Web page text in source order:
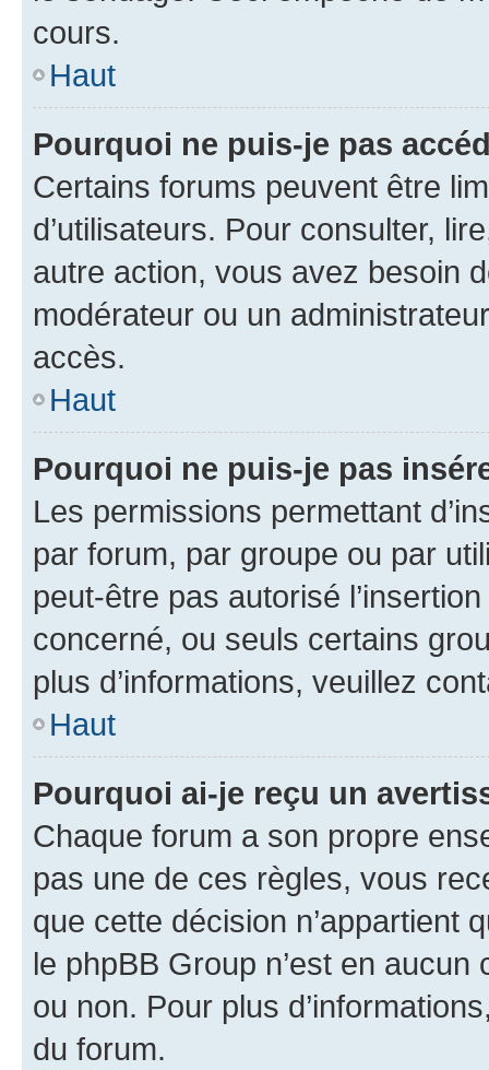
cours.
Haut
Pourquoi ne puis-je pas
Certains forums peuvent être
d’utilisateurs. Pour consulter,
autre action, vous avez besoin
modérateur ou un
accès.
Haut
Pourquoi ne puis-je pas
Les permissions permettant
par forum, par groupe ou par
peut-être pas autorisé
concerné, ou seuls certains
plus d’informations, veuillez
Haut
Pourquoi ai-je reçu un
Chaque forum a son propre
pas une de ces règles, vous
que cette décision n’appartient
le phpBB Group n’est en
ou non. Pour plus
du forum.